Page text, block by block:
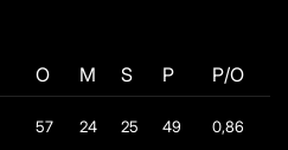
O M S P P/O
57 24 25 49 0,86